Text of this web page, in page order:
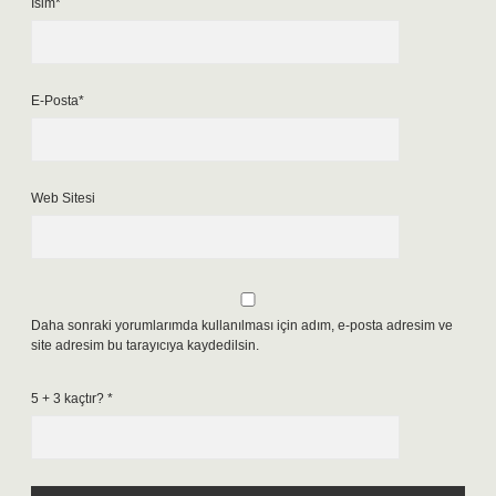
İsim*
E-Posta*
Web Sitesi
Daha sonraki yorumlarımda kullanılması için adım, e-posta adresim ve
site adresim bu tarayıcıya kaydedilsin.
5 + 3 kaçtır? *